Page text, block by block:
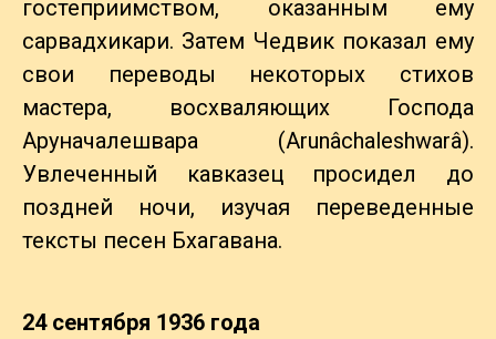
гостеприимством, оказанным ему
сарвадхикари. Затем Чедвик показал ему
свои переводы некоторых стихов
мастера, восхваляющих Господа
Аруначалешвара (Arunâchaleshwarâ).
Увлеченный кавказец просидел до
поздней ночи, изучая переведенные
тексты песен Бхагавана.
24 сентября 1936 года